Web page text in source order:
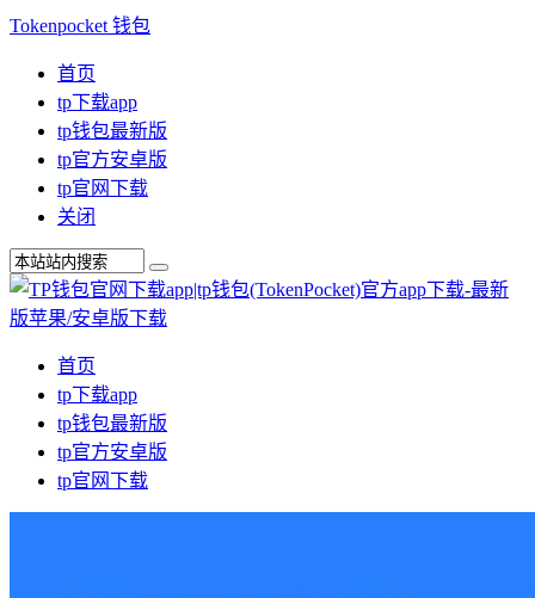
Tokenpocket 钱包
首页
tp下载app
tp钱包最新版
tp官方安卓版
tp官网下载
关闭
首页
tp下载app
tp钱包最新版
tp官方安卓版
tp官网下载